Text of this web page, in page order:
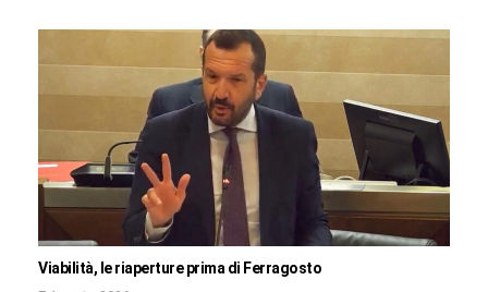
Viabilità, le riaperture prima di Ferragosto